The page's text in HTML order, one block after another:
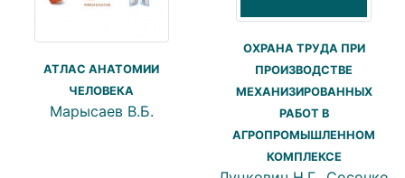
АТЛАС АНАТОМИИ
ЧЕЛОВЕКА
Марысаев В.Б.
ОХРАНА ТРУДА ПРИ
ПРОИЗВОДСТВЕ
МЕХАНИЗИРОВАННЫХ
РАБОТ В
АГРОПРОМЫШЛЕННОМ
КОМПЛЕКСЕ